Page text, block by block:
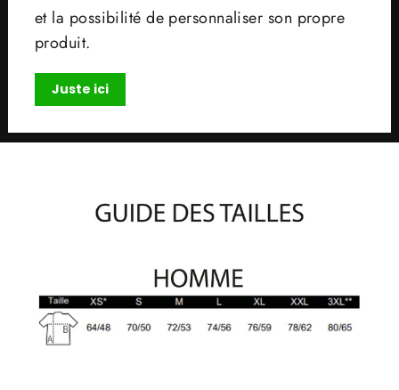
et la possibilité de personnaliser son propre
produit.
Juste ici